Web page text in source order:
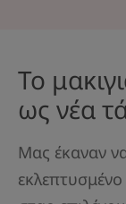
Το
ως νέα
Μας έκαναν